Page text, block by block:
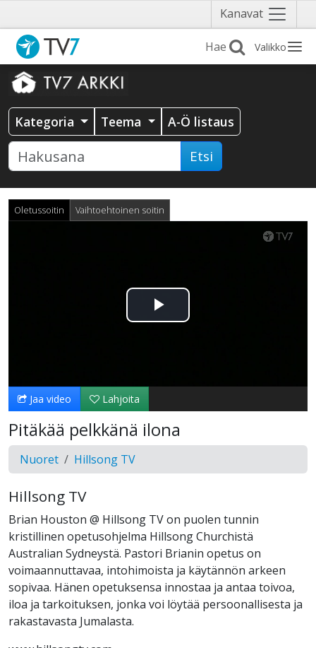
Kanavat Näytä
valikko
Valikko
Kategoria Teema A-Ö listaus
Etsi
Oletussoitin Vaihtoehtoinen soitin
Toista
Jaa video Lahjoita
Pitäkää pelkkänä ilona
Nuoret Hillsong TV
Hillsong TV
Brian Houston @ Hillsong TV on puolen tunnin
kristillinen opetusohjelma Hillsong Churchistä
Australian Sydneystä. Pastori Brianin opetus on
voimaannuttavaa, intohimoista ja käytännön arkeen
sopivaa. Hänen opetuksensa innostaa ja antaa toivoa,
iloa ja tarkoituksen, jonka voi löytää persoonallisesta ja
rakastavasta Jumalasta.